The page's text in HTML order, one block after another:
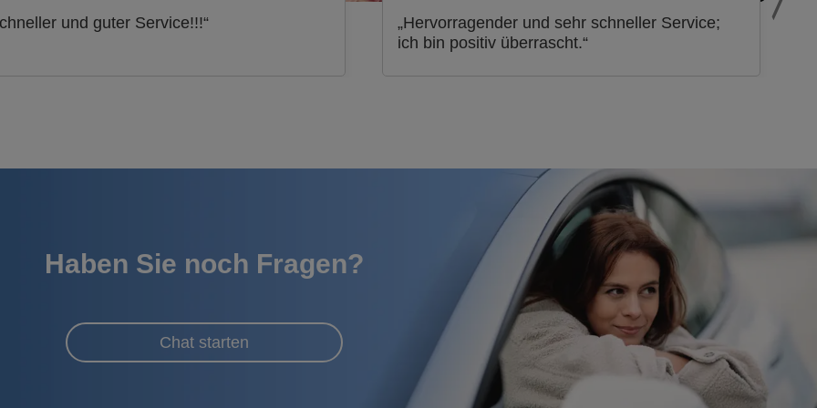
und guter Service!!!“
„Hervorragender und sehr schneller Service;
ich bin positiv überrascht.“
Haben Sie noch Fragen?
Chat starten